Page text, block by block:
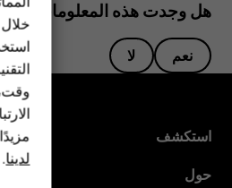
الهواتف المميزة
HMD Terra M
HMD Watch
للأعمال
هل وجدت هذه المعلومات
نعم لا
استكشف
حول
لدينا.